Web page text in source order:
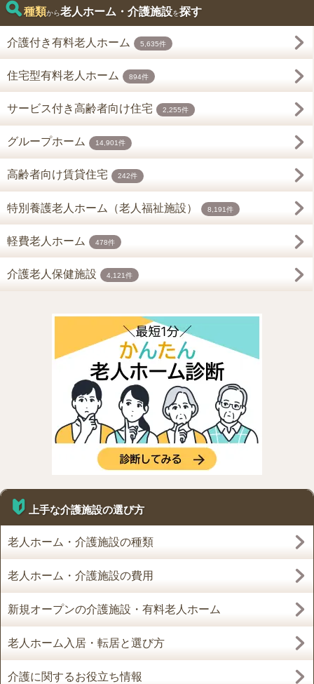
種類から老人ホーム・介護施設を探す
介護付き有料老人ホーム 5,635件
住宅型有料老人ホーム 894件
サービス付き高齢者向け住宅 2,255件
グループホーム 14,901件
高齢者向け賃貸住宅 242件
特別養護老人ホーム（老人福祉施設） 8,191件
軽費老人ホーム 478件
介護老人保健施設 4,121件
上手な介護施設の選び方
老人ホーム・介護施設の種類
老人ホーム・介護施設の費用
新規オープンの介護施設・有料老人ホーム
老人ホーム入居・転居と選び方
介護に関するお役立ち情報